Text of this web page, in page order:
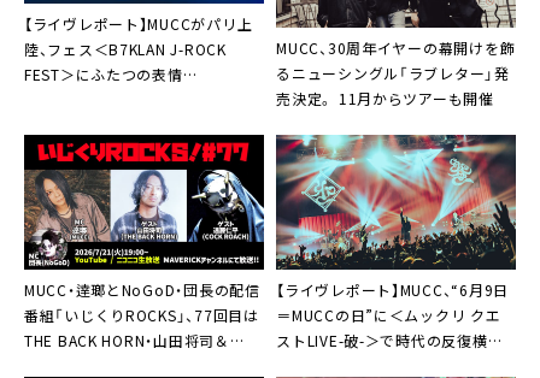
【ライヴレポート】MUCCがパリ上
陸、フェス＜B7KLAN J-ROCK
FEST＞にふたつの表情
MUCC、30周年イヤーの幕開けを飾
るニューシングル「ラブレター」発
売決定。 11月からツアーも開催
MUCC・逹瑯とNoGoD・団長の配信
番組「いじくりROCKS」、77回目は
THE BACK HORN・山田将司＆
【ライヴレポート】MUCC、“6月9日
＝MUCCの日”に＜ムックリ クエ
ストLIVE-破-＞で時代の反復横飛